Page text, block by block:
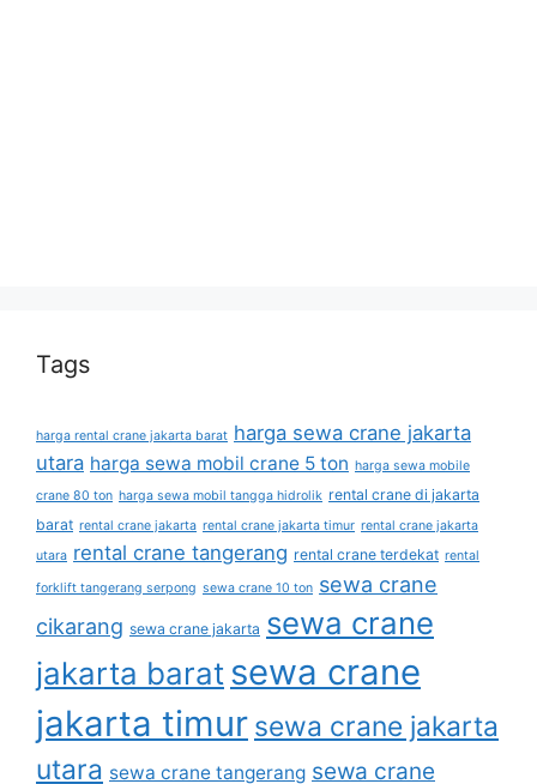
Tags
harga rental crane jakarta barat harga sewa crane jakarta
utara harga sewa mobil crane 5 ton harga sewa mobile
crane 80 ton harga sewa mobil tangga hidrolik rental crane di jakarta
barat rental crane jakarta rental crane jakarta timur rental crane jakarta
utara rental crane tangerang rental crane terdekat rental
forklift tangerang serpong sewa crane 10 ton sewa crane
cikarang sewa crane jakarta sewa crane
jakarta baratsewa crane
jakarta timur sewa crane jakarta
utara sewa crane tangerang sewa crane